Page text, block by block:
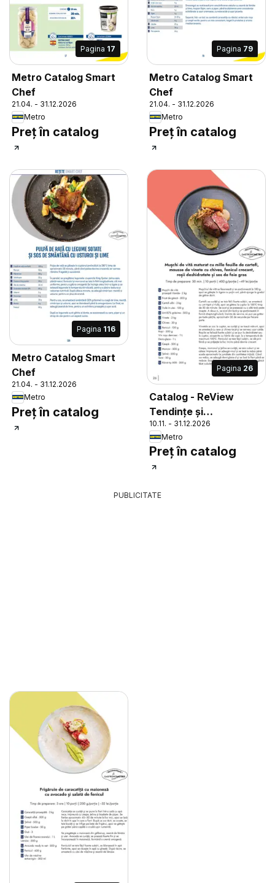
Pagina 17
Metro Catalog Smart
Chef
21.04. - 31.12.2026
Metro
Preț în catalog
Pagina 79
Metro Catalog Smart
Chef
21.04. - 31.12.2026
Metro
Preț în catalog
Pagina 116
Metro Catalog Smart
Chef
21.04. - 31.12.2026
Metro
Preț în catalog
Pagina 26
Catalog - ReView
Tendințe și
Recomandări
10.11. - 31.12.2026
Metro
Preț în catalog
PUBLICITATE